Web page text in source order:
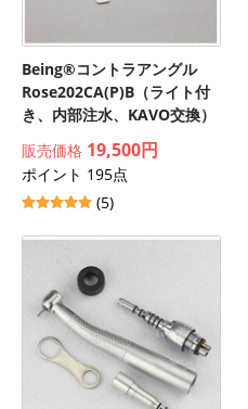
Being®コントラアングル
Rose202CA(P)B（ライト付
き、内部注水、KAVO交換）
販売価格 19,500円
ポイント 195点
(5)